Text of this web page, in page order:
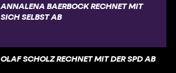
ANNALENA BAERBOCK RECHNET MIT
SICH SELBST AB
OLAF SCHOLZ RECHNET MIT DER SPD AB